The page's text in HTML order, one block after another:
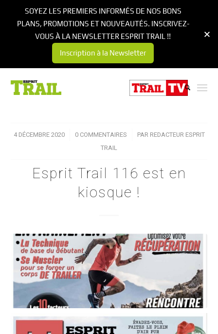
4 DÉCEMBRE 2020
/ 0 COMMENTAIRES
/ PAR REDACTEUR ESPRIT
TRAIL
Esprit Trail 116 est en
kiosque !
SOYEZ LES PREMIERS INFORMÉS DE NOS BONS
PLANS, PROMOTIONS ET NOUVEAUTÉS. INSCRIVEZ-
VOUS À LA NEWSLETTER ESPRIT TRAIL !!
Inscription à la Newsletter